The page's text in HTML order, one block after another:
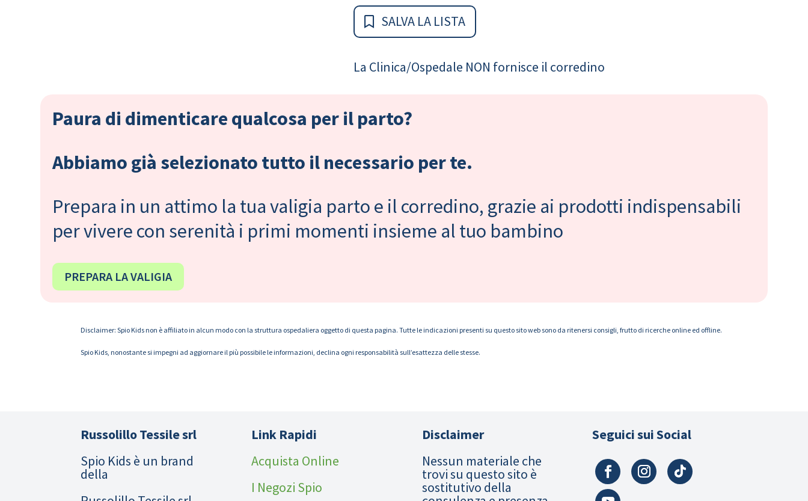
SALVA LA LISTA
La Clinica/Ospedale NON fornisce il corredino
Paura di dimenticare qualcosa per il parto?
Abbiamo già selezionato tutto il necessario per te.
Prepara in un attimo la tua valigia parto e il corredino, grazie ai prodotti indispensabili
per vivere con serenità i primi momenti insieme al tuo bambino
PREPARA LA VALIGIA
Disclaimer: Spio Kids non è affiliato in alcun modo con la struttura ospedaliera oggetto di questa pagina. Tutte le indicazioni presenti su questo sito web sono da ritenersi consigli, frutto di ricerche online ed offline.
Spio Kids, nonostante si impegni ad aggiornare il più possibile le informazioni, declina ogni responsabilità sull’esattezza delle stesse.
Russolillo Tessile srl
Spio Kids è un brand
della
Link Rapidi
Acquista Online
I Negozi Spio
Disclaimer
Nessun materiale che
trovi su questo sito è
sostitutivo della
Seguici sui Social